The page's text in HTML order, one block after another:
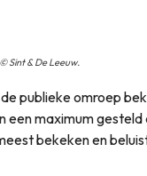
© Sint & De Leeuw.
publieke omroep
een maximum
bekeken en